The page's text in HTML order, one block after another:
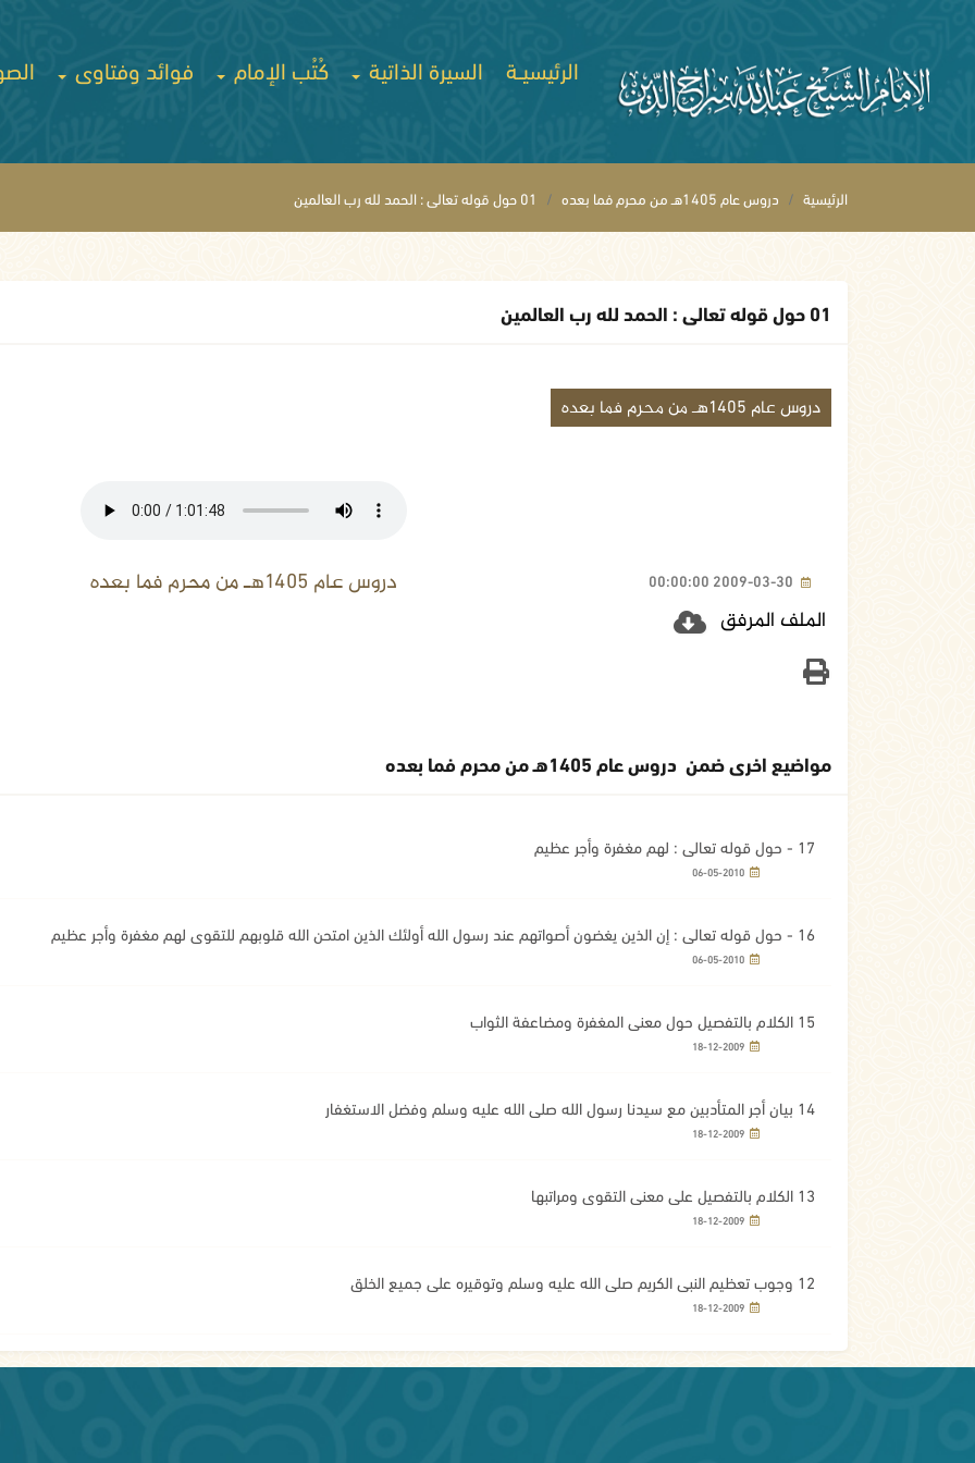
الرئيسيــة السيرة الذاتية كُتُب الإمام فوائد وفتاوى
الرئيسية دروس عام 1405هـ من محرم فما بعده 01 حول قوله تعالى : الحمد لله رب العالمين
01 حول قوله تعالى : الحمد لله رب العالمين
دروس عام 1405هـ من محرم فما بعده
2009-03-30 00:00:00 دروس عام 1405هـ من محرم فما بعده
الملف المرفق
مواضيع اخرى ضمن دروس عام 1405هـ من محرم فما بعده
17 - حول قوله تعالى : لهم مغفرة وأجر عظيم
06-05-2010
16 - حول قوله تعالى : إن الذين يغضون أصواتهم عند رسول الله أولئك الذين امتحن الله قلوبهم للتقوى لهم مغفرة وأجر عظيم
06-05-2010
15 الكلام بالتفصيل حول معنى المغفرة ومضاعفة الثواب
18-12-2009
14 بيان أجر المتأدبين مع سيدنا رسول الله صلى الله عليه وسلم وفضل الاستغفار
18-12-2009
13 الكلام بالتفصيل على معنى التقوى ومراتبها
18-12-2009
12 وجوب تعظيم النبي الكريم صلى الله عليه وسلم وتوقيره على جميع الخلق
18-12-2009